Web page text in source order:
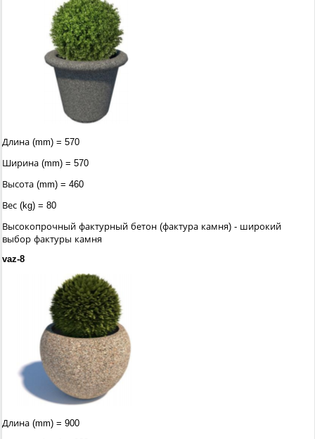
Длина (mm) = 570
Ширина (mm) = 570
Высота (mm) = 460
Вес (kg) = 80
Высокопрочный фактурный бетон (фактура камня) - широкий
выбор фактуры камня
vaz-8
Длина (mm) = 900